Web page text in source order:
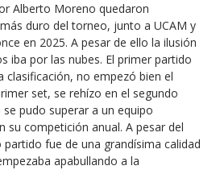
Alberto Moreno quedaron
duro del torneo, junto a UCAM y
en 2025. A pesar de ello la ilusión
iba por las nubes. El primer partido
clasificación, no empezó bien el
set, se rehízo en el segundo
pudo superar a un equipo
su competición anual. A pesar del
fue de una grandísima calidad
apabullando a la